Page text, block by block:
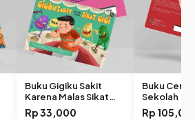
Buku Gigiku Sakit
Karena Malas Sikat…
Rp33,000
Buku
Sekolah
Rp